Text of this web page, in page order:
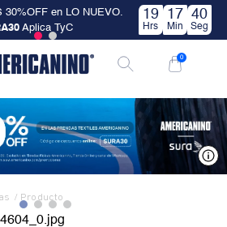
30%OFF en LO NUEVO.
Aplica TyC
19
Hrs
17
Min
39
Seg
0